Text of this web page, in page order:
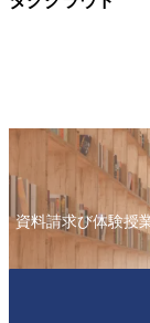
資料請求び体験授